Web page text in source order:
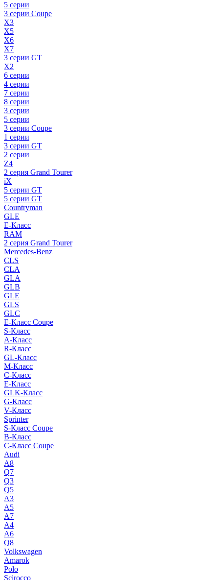
5 серии
3 серии Coupe
X3
X5
X6
X7
3 серии GT
X2
6 серии
4 серии
7 серии
8 серии
3 серии
5 серии
3 серии Coupe
1 серии
3 серии GT
2 серии
Z4
2 серия Grand Tourer
iX
5 серии GT
5 серии GT
Countryman
GLE
E-Класс
RAM
2 серия Grand Tourer
Mercedes-Benz
CLS
CLA
GLA
GLB
GLE
GLS
GLC
E-Класс Coupe
S-Класс
A-Класс
R-Класс
GL-Класс
M-Класс
C-Класс
E-Класс
GLK-Класс
G-Класс
V-Класс
Sprinter
S-Класс Сoupe
B-Класс
C-Класс Coupe
Audi
A8
Q7
Q3
Q5
A3
A5
A7
A4
A6
Q8
Volkswagen
Amarok
Polo
Scirocco